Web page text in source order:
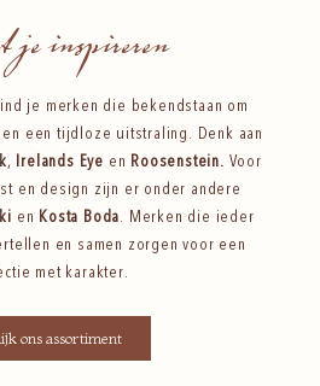
inspireren
je merken die bekendstaan om
en een tijdloze uitstraling. Denk aan
, Irelands Eye en Roosenstein. Voor
en design zijn er onder andere
en Kosta Boda. Merken die ieder
en samen zorgen voor een
met karakter.
ons assortiment